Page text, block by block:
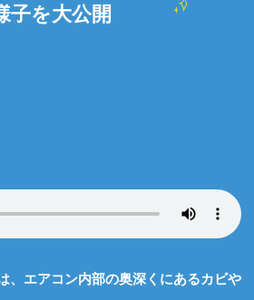
子を大公開
、エアコン内部の奥深くにあるカビや